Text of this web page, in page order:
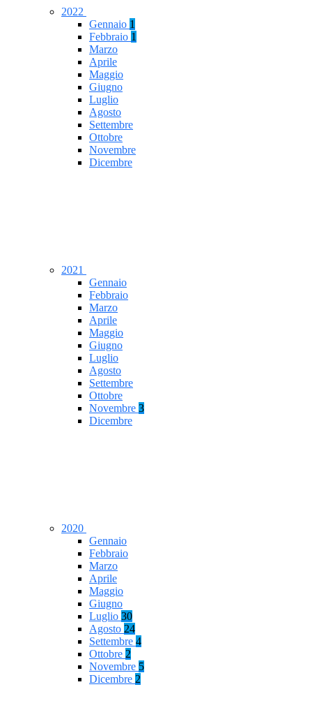
2022
Gennaio 1
Febbraio 1
Marzo
Aprile
Maggio
Giugno
Luglio
Agosto
Settembre
Ottobre
Novembre
Dicembre
2021
Gennaio
Febbraio
Marzo
Aprile
Maggio
Giugno
Luglio
Agosto
Settembre
Ottobre
Novembre 3
Dicembre
2020
Gennaio
Febbraio
Marzo
Aprile
Maggio
Giugno
Luglio 30
Agosto 24
Settembre 4
Ottobre 2
Novembre 5
Dicembre 2